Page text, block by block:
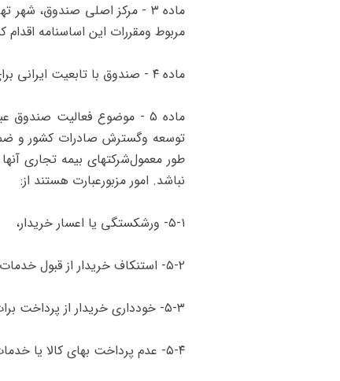
‌ماده ۳ - مرکز اصلی صندوق،
مربوط و‌مقررات این اساسنامه
‌ماده ۴ - صندوق با تابعیت ایرانی برای مدت نامحدود تأسیس می‌گردد.
‌ماده ۵ - موضوع فعالیت
توسعه و‌گسترش صادرات کشور و
طور معمول‌شرکتهای بیمه تجاری
نباشد. امور مزبور‌عبارت هستند از:
۵-۱- ورشکستگی یا اعسار خریدار،
۵-۲- استنکاف خریدار از قبول خدمات یا کالاهای صادرشده،
۵-۳- خودداری خریدار از پرداخت برات در سررسید،
۵-۴- عدم پرداخت بهای کالا یا خدمات در سررسید مربوط،